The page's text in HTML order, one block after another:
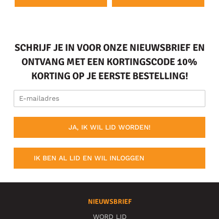
SCHRIJF JE IN VOOR ONZE NIEUWSBRIEF EN
ONTVANG MET EEN KORTINGSCODE 10%
KORTING OP JE EERSTE BESTELLING!
JA, IK WIL LID WORDEN!
IK BEN AL LID EN WIL INLOGGEN
NIEUWSBRIEF
WORD LID